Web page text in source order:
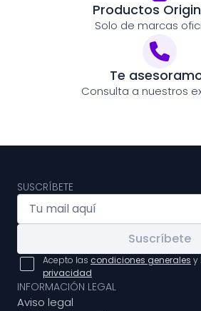
Productos
Solo de marcas
Te
Consulta a nuestros
SUSCRÍBETE
Suscríbete
Acepto las condiciones generales y
privacidad
INFORMACIÓN LEGAL
Aviso legal